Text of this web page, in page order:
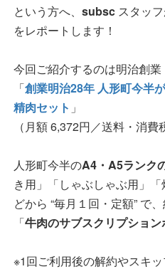
という方へ、 subsc スタッ
をレポートします！
今回ご紹介するのは明治創業
「創業明治28年 人形町今半
精肉セット 」
（月額 6,372円／送料・消費
人形町今半のA4・A5ランク
き用」「しゃぶしゃぶ用」
どから “毎月１回・定額” で
「牛肉のサブスクリプション
※1回ご利用後の解約やスキ